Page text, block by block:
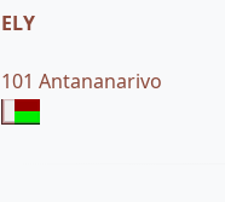
ELY
101 Antananarivo